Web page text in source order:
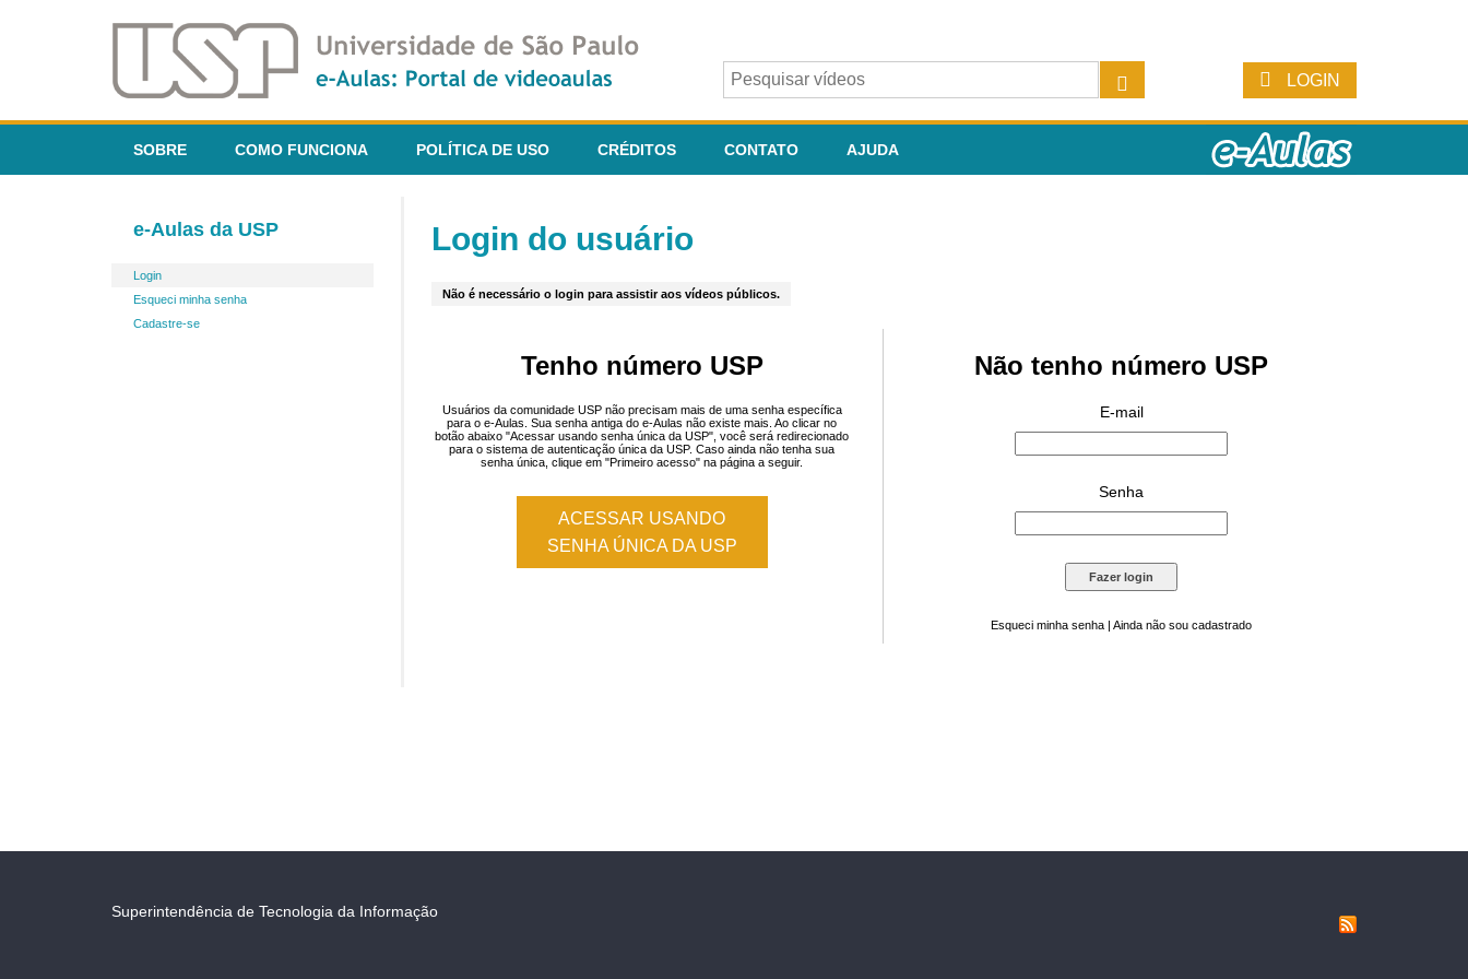
LOGIN
SOBRE COMO FUNCIONA POLÍTICA DE USO CRÉDITOS CONTATO AJUDA
e-Aulas da USP
Login
Esqueci minha senha
Cadastre-se
Login do usuário
Não é necessário o login para assistir aos vídeos públicos.
Tenho número USP
Usuários da comunidade USP não precisam mais de uma senha específica
para o e-Aulas. Sua senha antiga do e-Aulas não existe mais. Ao clicar no
botão abaixo "Acessar usando senha única da USP", você será redirecionado
para o sistema de autenticação única da USP. Caso ainda não tenha sua
senha única, clique em "Primeiro acesso" na página a seguir.
ACESSAR USANDO
SENHA ÚNICA DA USP
Não tenho número USP
E-mail
Senha
Esqueci minha senha | Ainda não sou cadastrado
Superintendência de Tecnologia da Informação